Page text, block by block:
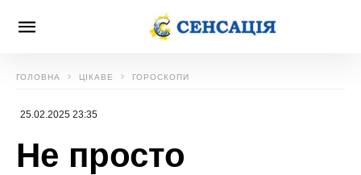
ГОЛОВНА ЦІКАВЕ ГОРОСКОПИ
25.02.2025 23:35
Не просто